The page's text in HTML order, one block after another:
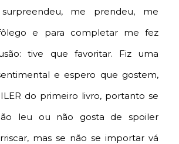
me prendeu, me
e para completar me fez
tive que favoritar. Fiz uma
e espero que gostem,
do primeiro livro, portanto se
leu ou não gosta de spoiler
mas se não se importar vá